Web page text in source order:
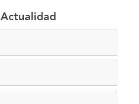
Actualidad